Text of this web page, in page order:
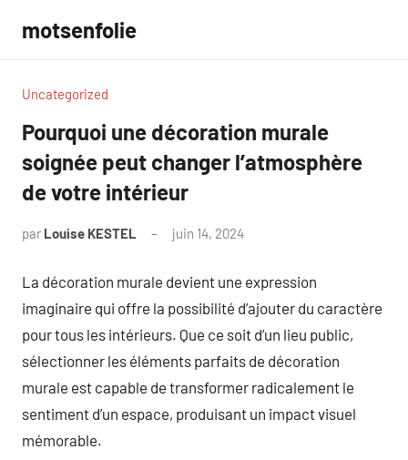
contenu
motsenfolie
Uncategorized
Pourquoi une décoration murale
soignée peut changer l’atmosphère
de votre intérieur
par Louise KESTEL juin 14, 2024
La décoration murale devient une expression
imaginaire qui offre la possibilité d’ajouter du caractère
pour tous les intérieurs. Que ce soit d’un lieu public,
sélectionner les éléments parfaits de décoration
murale est capable de transformer radicalement le
sentiment d’un espace, produisant un impact visuel
mémorable.